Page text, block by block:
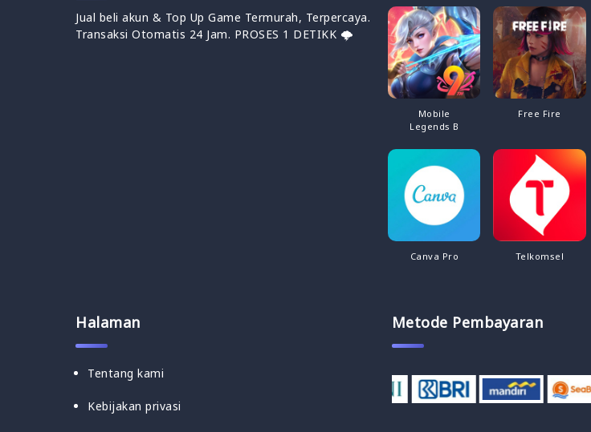
Jual beli akun & Top Up Game Termurah, Terpercaya.
Transaksi Otomatis 24 Jam. PROSES 1 DETIKK 🌩
Mobile
Legends B
Free Fire
Canva Pro Telkomsel
Halaman
Tentang kami
Kebijakan privasi
Metode Pembayaran